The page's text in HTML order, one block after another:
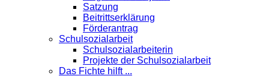
Satzung
Beitrittserklärung
Förderantrag
Schul­sozialarbeit
Schulsozialarbeiterin
Projekte der Schulsozialarbeit
Das Fichte hilft ...